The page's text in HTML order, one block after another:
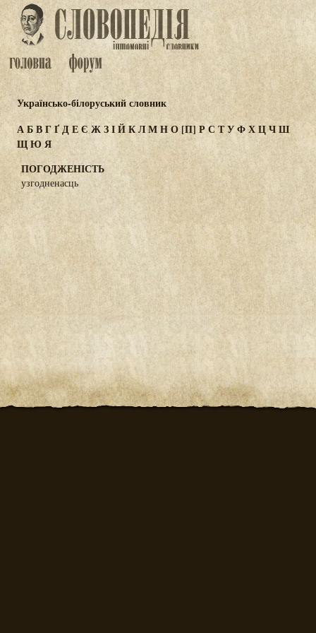
Українсько-білоруський словник
АБВГҐДЕЄ ЖЗІЙКЛМНО[П] Р С ТУФХЦЧШ
ЩЮ Я
ПОГОДЖЕНІСТЬ
узгодненасць